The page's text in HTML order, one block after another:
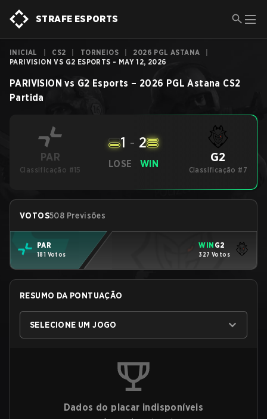
STRAFE ESPORTS
INICIAL CS2 TORNEIOS 2026 PGL ASTANA
PARIVISION VS G2 ESPORTS - MAY 12, 2026
PARIVISION vs G2 Esports – 2026 PGL Astana CS2
Partida
PAR
Classificação #15
LOSE
1 - 2
WIN G2
Classificação #7
VOTOS508 Previsões
PAR
181 Votos
WIN G2
327 Votos
RESUMO DA PONTUAÇÃO
SELECIONE UM JOGO
Dados do placar indisponíveis